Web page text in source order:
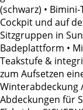
(schwarz) •
Cockpit und auf
Sitzgruppen in
Badeplattform •
Teakstufe &
zum Aufsetzen
Winterabdeckung
Abdeckungen für